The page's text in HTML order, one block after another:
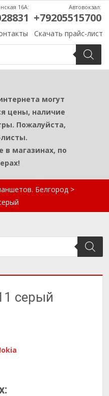
Скачать прайс-лист
16А: Автовокзал:
+79205515700
могут
цены, наличие
Пожалуйста,
в магазинах, по
Белгород >
серый